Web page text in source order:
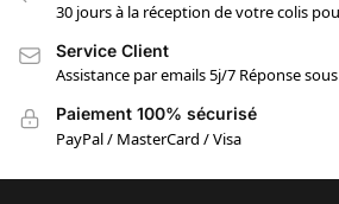
30 jours à la réception de votre colis
Service Client
Assistance par emails 5j/7 Réponse
Paiement 100% sécurisé
PayPal / MasterCard / Visa